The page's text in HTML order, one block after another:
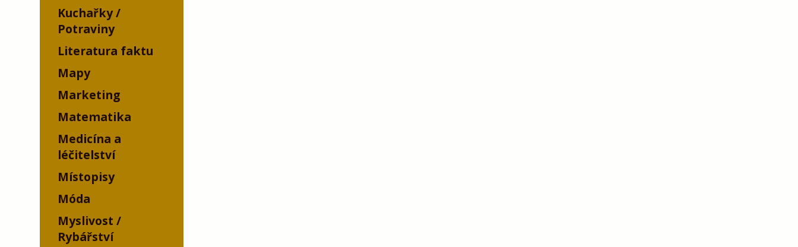
Kuchařky /
Potraviny
Literatura faktu
Mapy
Marketing
Matematika
Medicína a
léčitelství
Místopisy
Móda
Myslivost /
Rybářství